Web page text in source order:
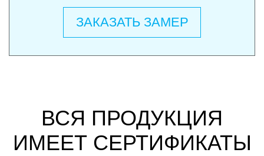
ЗАКАЗАТЬ ЗАМЕР
ВСЯ ПРОДУКЦИЯ
ИМЕЕТ СЕРТИФИКАТЫ